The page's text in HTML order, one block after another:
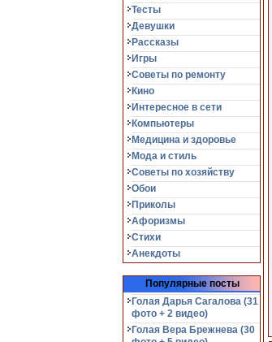
Тесты
Девушки
Рассказы
Игры
Советы по ремонту
Кино
Интересное в сети
Компьютеры
Медицина и здоровье
Мода и стиль
Советы по хозяйству
Обои
Приколы
Афоризмы
Стихи
Анекдоты
Популярные посты
Голая Дарья Сагалова (31
фото + 2 видео)
Голая Вера Брежнева (30